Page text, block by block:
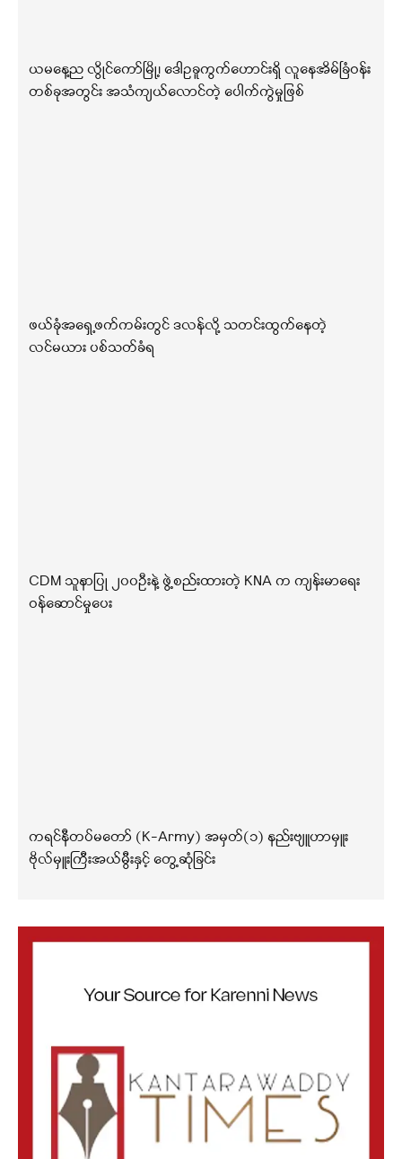
ယမနေ့ည လွိုင်ကော်မြို့၊ ဒေါဥခူကွက်ဟောင်းရှိ လူနေအိမ်ခြံဝန်း
တစ်ခုအတွင်း အသံကျယ်လောင်တဲ့ ပေါက်ကွဲမှုဖြစ်
ဖယ်ခုံအရှေ့ဖက်ကမ်းတွင် ဒလန်လို့ သတင်းထွက်နေတဲ့
လင်မယား ပစ်သတ်ခံရ
CDM သူနာပြု ၂၀၀ဦးနဲ့ ဖွဲ့စည်းထားတဲ့ KNA က ကျန်းမာရေး
ဝန်ဆောင်မှုပေး
ကရင်နီတပ်မတော် (K-Army) အမှတ်(၁) နည်းဗျူဟာမှူး
ဗိုလ်မှူးကြီးအယ်မွီးနှင့် တွေ့ဆုံခြင်း